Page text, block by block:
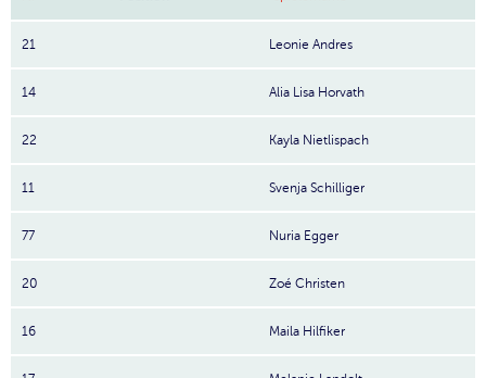
21 Leonie Andres
14 Alia Lisa Horvath
22 Kayla Nietlispach
11 Svenja Schilliger
77 Nuria Egger
20 Zoé Christen
16 Maila Hilfiker